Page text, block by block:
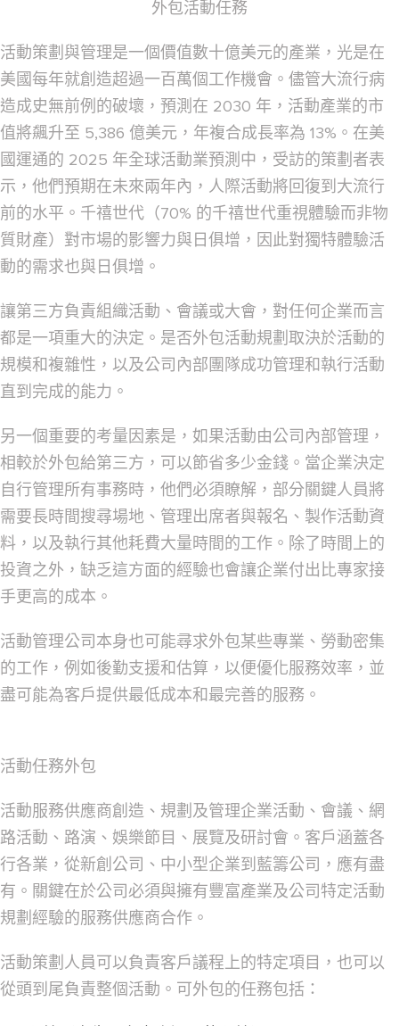
外包活動任務
活動策劃與管理是一個價值數十億美元的產業，光是在
美國每年就創造超過一百萬個工作機會。儘管大流行病
造成史無前例的破壞，預測在 2030 年，活動產業的市
值將飆升至 5,386 億美元，年複合成長率為 13%。在美
國運通的 2025 年全球活動業預測中，受訪的策劃者表
示，他們預期在未來兩年內，人際活動將回復到大流行
前的水平。千禧世代（70% 的千禧世代重視體驗而非物
質財產）對市場的影響力與日俱增，因此對獨特體驗活
動的需求也與日俱增。
讓第三方負責組織活動、會議或大會，對任何企業而言
都是一項重大的決定。是否外包活動規劃取決於活動的
規模和複雜性，以及公司內部團隊成功管理和執行活動
直到完成的能力。
另一個重要的考量因素是，如果活動由公司內部管理，
相較於外包給第三方，可以節省多少金錢。當企業決定
自行管理所有事務時，他們必須瞭解，部分關鍵人員將
需要長時間搜尋場地、管理出席者與報名、製作活動資
料，以及執行其他耗費大量時間的工作。除了時間上的
投資之外，缺乏這方面的經驗也會讓企業付出比專家接
手更高的成本。
活動管理公司本身也可能尋求外包某些專業、勞動密集
的工作，例如後勤支援和估算，以便優化服務效率，並
盡可能為客戶提供最低成本和最完善的服務。
活動任務外包
活動服務供應商創造、規劃及管理企業活動、會議、網
路活動、路演、娛樂節目、展覽及研討會。客戶涵蓋各
行各業，從新創公司、中小型企業到藍籌公司，應有盡
有。關鍵在於公司必須與擁有豐富產業及公司特定活動
規劃經驗的服務供應商合作。
活動策劃人員可以負責客戶議程上的特定項目，也可以
從頭到尾負責整個活動。可外包的任務包括：